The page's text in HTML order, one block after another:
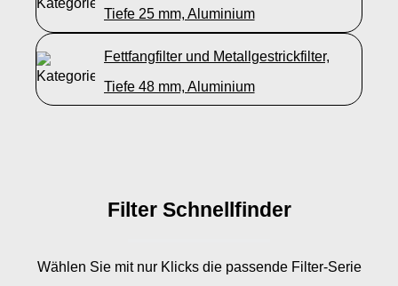
Tiefe 25 mm, Aluminium
Fettfangfilter und Metallgestrickfilter,
Tiefe 48 mm, Aluminium
Filter Schnellfinder
Wählen Sie mit nur Klicks die passende Filter-Serie